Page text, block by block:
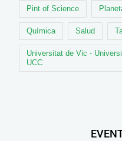
Pint of Science
Química Salud
Universitat de Vic -
UCC